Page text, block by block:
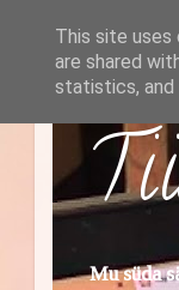
Mu süda
This site uses
are shared
statistics, and